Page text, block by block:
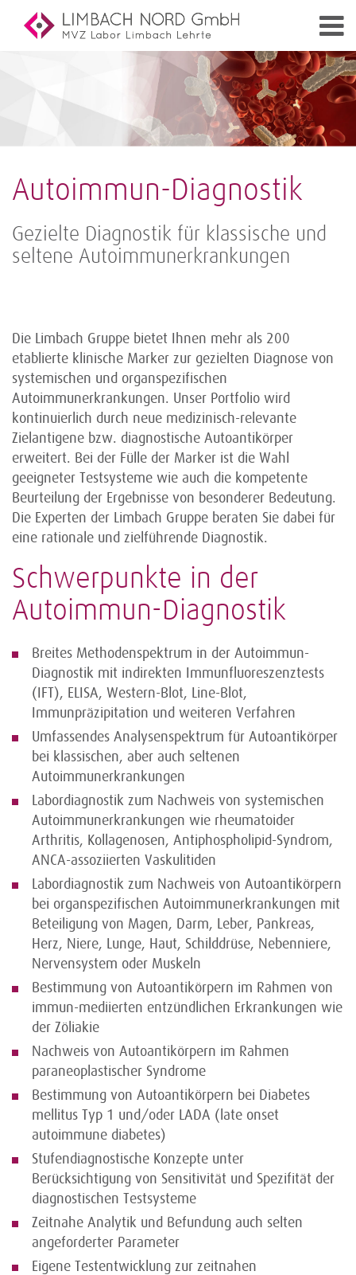
Autoimmun-Diagnostik
Gezielte Diagnostik für klassische und
seltene Autoimmunerkrankungen
Die Limbach Gruppe bietet Ihnen mehr als 200
etablierte klinische Marker zur gezielten Diagnose von
systemischen und organspezifischen
Autoimmunerkrankungen. Unser Portfolio wird
kontinuierlich durch neue medizinisch-relevante
Zielantigene bzw. diagnostische Autoantikörper
erweitert. Bei der Fülle der Marker ist die Wahl
geeigneter Testsysteme wie auch die kompetente
Beurteilung der Ergebnisse von besonderer Bedeutung.
Die Experten der Limbach Gruppe beraten Sie dabei für
eine rationale und zielführende Diagnostik.
Schwerpunkte in der
Autoimmun-Diagnostik
Breites Methodenspektrum in der Autoimmun-
Diagnostik mit indirekten Immunfluoreszenztests
(IFT), ELISA, Western-Blot, Line-Blot,
Immunpräzipitation und weiteren Verfahren
Umfassendes Analysenspektrum für Autoantikörper
bei klassischen, aber auch seltenen
Autoimmunerkrankungen
Labordiagnostik zum Nachweis von systemischen
Autoimmunerkrankungen wie rheumatoider
Arthritis, Kollagenosen, Antiphospholipid-Syndrom,
ANCA-assoziierten Vaskulitiden
Labordiagnostik zum Nachweis von Autoantikörpern
bei organspezifischen Autoimmunerkrankungen mit
Beteiligung von Magen, Darm, Leber, Pankreas,
Herz, Niere, Lunge, Haut, Schilddrüse, Nebenniere,
Nervensystem oder Muskeln
Bestimmung von Autoantikörpern im Rahmen von
immun-mediierten entzündlichen Erkrankungen wie
der Zöliakie
Nachweis von Autoantikörpern im Rahmen
paraneoplastischer Syndrome
Bestimmung von Autoantikörpern bei Diabetes
mellitus Typ 1 und/oder LADA (late onset
autoimmune diabetes)
Stufendiagnostische Konzepte unter
Berücksichtigung von Sensitivität und Spezifität der
diagnostischen Testsysteme
Zeitnahe Analytik und Befundung auch selten
angeforderter Parameter
Eigene Testentwicklung zur zeitnahen